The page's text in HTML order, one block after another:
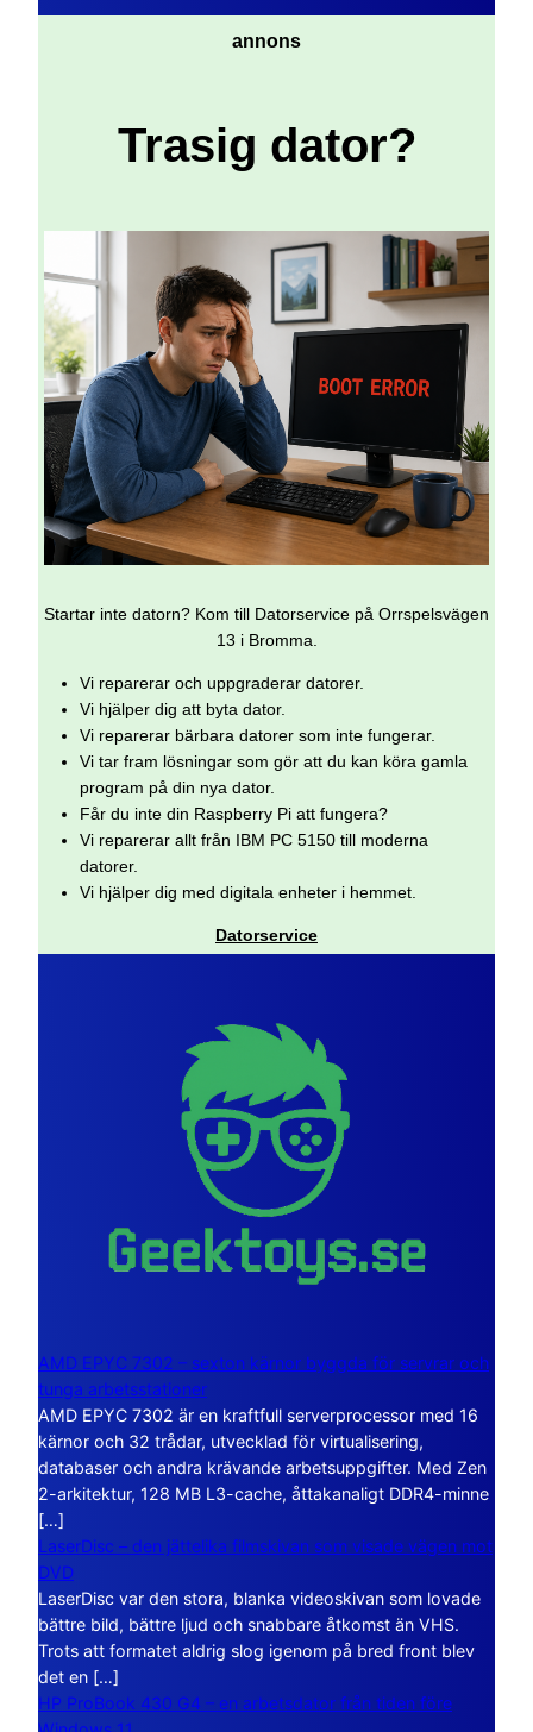
annons
Trasig dator?
Startar inte datorn? Kom till Datorservice på Orrspelsvägen
13 i Bromma.
Vi reparerar och uppgraderar datorer.
Vi hjälper dig att byta dator.
Vi reparerar bärbara datorer som inte fungerar.
Vi tar fram lösningar som gör att du kan köra gamla
program på din nya dator.
Får du inte din Raspberry Pi att fungera?
Vi reparerar allt från IBM PC 5150 till moderna
datorer.
Vi hjälper dig med digitala enheter i hemmet.
Datorservice
AMD EPYC 7302 – sexton kärnor byggda för servrar och
tunga arbetsstationer
AMD EPYC 7302 är en kraftfull serverprocessor med 16
kärnor och 32 trådar, utvecklad för virtualisering,
databaser och andra krävande arbetsuppgifter. Med Zen
2-arkitektur, 128 MB L3-cache, åttakanaligt DDR4-minne
[…]
LaserDisc – den jättelika filmskivan som visade vägen mot
DVD
LaserDisc var den stora, blanka videoskivan som lovade
bättre bild, bättre ljud och snabbare åtkomst än VHS.
Trots att formatet aldrig slog igenom på bred front blev
det en […]
HP ProBook 430 G4 – en arbetsdator från tiden före